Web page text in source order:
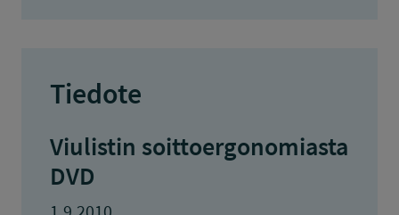
Tiedote
Viulistin soittoergonomiasta
DVD